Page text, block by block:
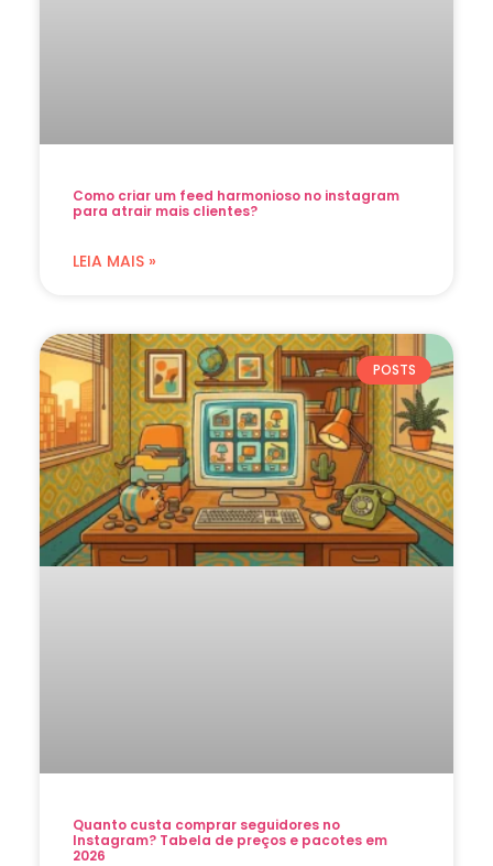
Como criar um feed harmonioso no instagram
para atrair mais clientes?
LEIA MAIS »
POSTS
Quanto custa comprar seguidores no
Instagram? Tabela de preços e pacotes em
2026